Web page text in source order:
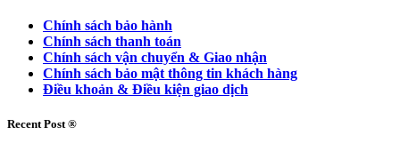
Chính sách bảo hành
Chính sách thanh toán
Chính sách vận chuyển & Giao nhận
Chính sách bảo mật thông tin khách hàng
Điều khoản & Điều kiện giao dịch
Recent Post ®